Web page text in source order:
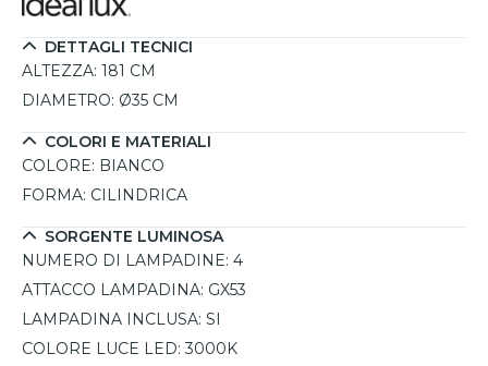
materiali di alta qualità, presenta una base stabile di Ø26
cm e un diffusore di Ø35 cm, che ospita 4 lampadine GX53
da 9W incluse, con una luce bianca calda a 3000K. La
possibilità di personalizzare ulteriormente la luce
scegliendo lampadine con diversa potenza o tonalità
rende questa lampada estremamente versatile. Il design
sobrio e contemporaneo si adatta a molteplici contesti,
e affidabile.
DETTAGLI TECNICI
ALTEZZA: 181 CM
DIAMETRO: Ø35 CM
COLORI E MATERIALI
COLORE: BIANCO
FORMA: CILINDRICA
SORGENTE LUMINOSA
NUMERO DI LAMPADINE: 4
ATTACCO LAMPADINA: GX53
LAMPADINA INCLUSA: SI
COLORE LUCE LED: 3000K